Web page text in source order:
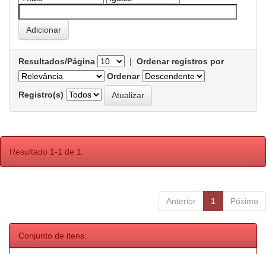
Resultados/Página | Ordenar registros por
Ordenar
Registro(s)
Resultado 1-1 de 1.
Anterior 1 Póximo
Conjunto de itens: